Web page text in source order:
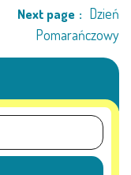
Next page
Dzień
Pomarańczowy